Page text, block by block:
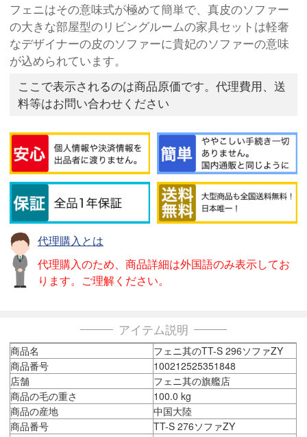
フェニはその意味式が極めて簡単で、真皮のソファー
の大きな部屋型のリビングルームの家具セットは軽奢
なデザイナーの皮のソファーに貴妃のソファーの意味
が込められています。
ここで表示されるのは商品原価です。代理費用、送
料等はお問い合わせください
代理購入とは
代理購入のため、商品詳細は外国語のみ表示してお
ります。ご理解ください。
アイテム説明
商品名
フェニ其のTT-S 296ソファZY
商品番号
100212525351848
店舗
フェニ其の旗艦店
商品の毛の重さ
100.0 kg
商品の産地
中国大陸
商品番号
TT-S 276ソファZY